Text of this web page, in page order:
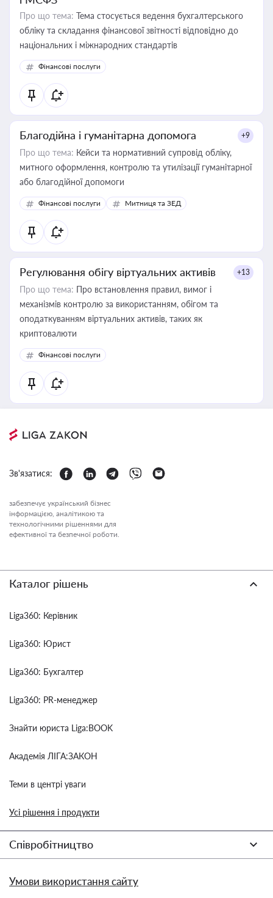
Про що тема: Тема стосується ведення бухгалтерського
обліку та складання фінансової звітності відповідно до
національних і міжнародних стандартів
Фінансові послуги
Благодійна і гуманітарна допомога +9
Про що тема: Кейси та нормативний супровід обліку,
митного оформлення, контролю та утилізації гуманітарної
або благодійної допомоги
Фінансові послуги Митниця та ЗЕД
Регулювання обігу віртуальних активів +13
Про що тема: Про встановлення правил, вимог і
механізмів контролю за використанням, обігом та
оподаткуванням віртуальних активів, таких як
криптовалюти
Фінансові послуги
Зв'язатися:
забезпечує український бізнес
інформацією, аналітикою та
технологічними рішеннями для
ефективної та безпечної роботи.
Каталог рішень
Liga360: Керівник
Liga360: Юрист
Liga360: Бухгалтер
Liga360: PR-менеджер
Знайти юриста Liga:BOOK
Академія ЛІГА:ЗАКОН
Теми в центрі уваги
Усі рішення і продукти
Співробітництво
Умови використання сайту